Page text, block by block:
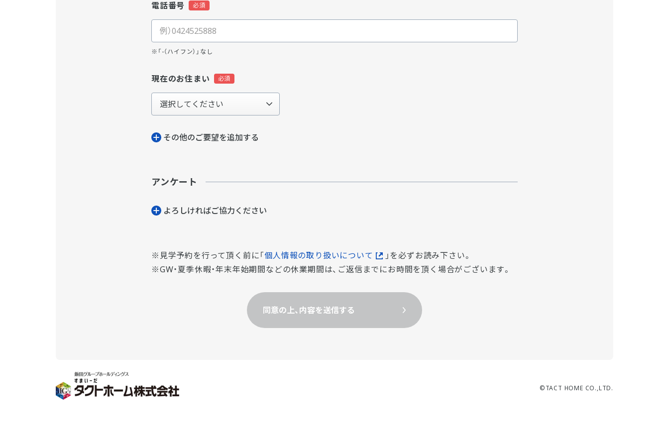
電話番号
※「-（ハイフン）」なし
現在のお住まい
その他のご要望を追加する
アンケート
よろしければご協⼒ください
見学予約を行って頂く前に「個人情報の取り扱いについて
」を必ずお読み下さい。
GW・夏季休暇・年末年始期間などの休業期間は、ご返信までにお時間を頂く場合がございます。
同意の上、内容を送信する
©TACT HOME CO.,LTD.